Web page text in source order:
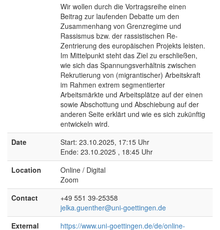
Wir wollen durch die Vortragsreihe einen
Beitrag zur laufenden Debatte um den
Zusammenhang von Grenzregime und
Rassismus bzw. der rassistischen Re-
Zentrierung des europäischen Projekts leisten.
Im Mittelpunkt steht das Ziel zu erschließen,
wie sich das Spannungsverhältnis zwischen
Rekrutierung von (migrantischer) Arbeitskraft
im Rahmen extrem segmentierter
Arbeitsmärkte und Arbeitsplätze auf der einen
sowie Abschottung und Abschiebung auf der
anderen Seite erklärt und wie es sich zukünftig
entwickeln wird.
Date
Start: 23.10.2025, 17:15 Uhr
Ende: 23.10.2025 , 18:45 Uhr
Location
Online / Digital
Zoom
Contact
+49 551 39-25358
jelka.guenther@uni-goettingen.de
External
https://www.uni-goettingen.de/de/online-